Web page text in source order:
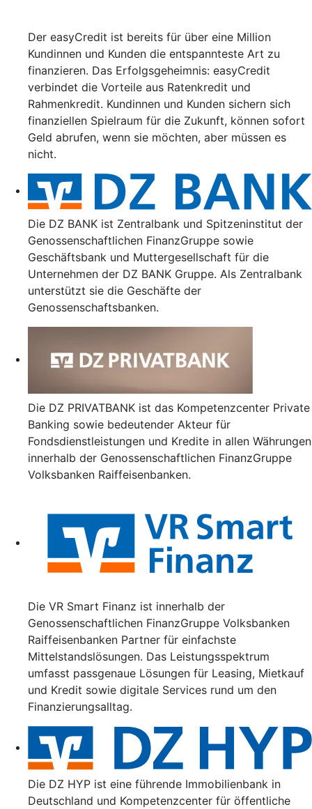
Der easyCredit ist bereits für über eine Million
Kundinnen und Kunden die entspannteste Art zu
finanzieren. Das Erfolgsgeheimnis: easyCredit
verbindet die Vorteile aus Ratenkredit und
Rahmenkredit. Kundinnen und Kunden sichern sich
finanziellen Spielraum für die Zukunft, können sofort
Geld abrufen, wenn sie möchten, aber müssen es
nicht.
Die DZ BANK ist Zentralbank und Spitzeninstitut der
Genossenschaftlichen FinanzGruppe sowie
Geschäftsbank und Muttergesellschaft für die
Unternehmen der DZ BANK Gruppe. Als Zentralbank
unterstützt sie die Geschäfte der
Genossenschaftsbanken.
Die DZ PRIVATBANK ist das Kompetenzcenter Private
Banking sowie bedeutender Akteur für
Fondsdienstleistungen und Kredite in allen Währungen
innerhalb der Genossenschaftlichen FinanzGruppe
Volksbanken Raiffeisenbanken.
Die VR Smart Finanz ist innerhalb der
Genossenschaftlichen FinanzGruppe Volksbanken
Raiffeisenbanken Partner für einfachste
Mittelstandslösungen. Das Leistungsspektrum
umfasst passgenaue Lösungen für Leasing, Mietkauf
und Kredit sowie digitale Services rund um den
Finanzierungsalltag.
Die DZ HYP ist eine führende Immobilienbank in
Deutschland und Kompetenzcenter für öffentliche